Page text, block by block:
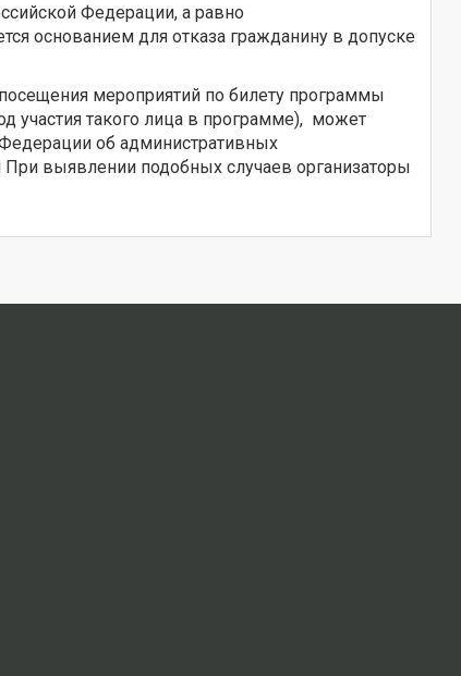
Федерации, а равно
для отказа гражданину в допуске
мероприятий по билету программы
участия такого лица в программе), может
об административных
При выявлении подобных случаев организаторы